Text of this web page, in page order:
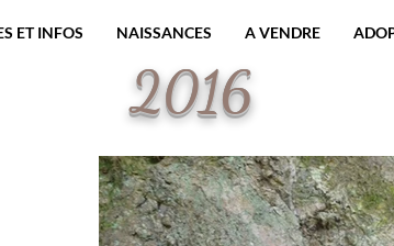
ET INFOS NAISSANCES A VENDRE
2016